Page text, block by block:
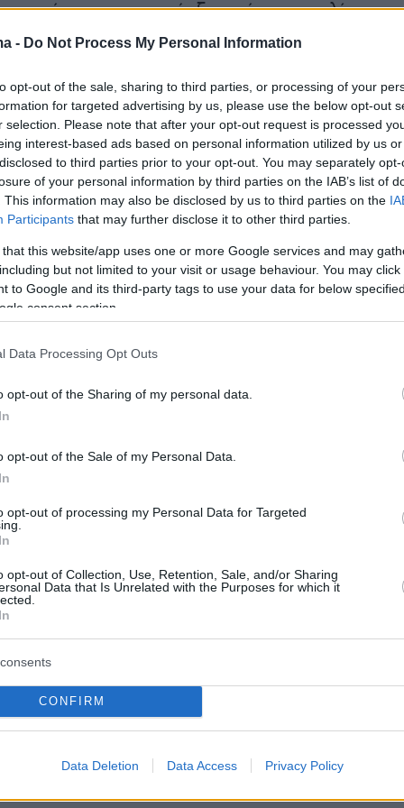
- Do Not Process My Personal Information
opt-out of the sale, sharing to third parties, or processing of your
for targeted advertising by us, please use the below opt-out
selection. Please note that after your opt-out request is processed
interest-based ads based on personal information utilized by us
to third parties prior to your opt-out. You may separately
of your personal information by third parties on the IAB’s list of
This information may also be disclosed by us to third parties on the
Participants that may further disclose it to other third parties.
that this website/app uses one or more Google services and may
but not limited to your visit or usage behaviour. You may
to Google and its third-party tags to use your data for below
consent section.
Data Processing Opt Outs
opt-out of the Sharing of my personal data.
opt-out of the Sale of my Personal Data.
opt-out of processing my Personal Data for Targeted
opt-out of Collection, Use, Retention, Sale, and/or Sharing
Data that Is Unrelated with the Purposes for which it
CONFIRM
Data Deletion Data Access Privacy Policy
που υπήρξε από τους πολίτες
και δείχνει τη μεγάλη αναγκαιότητα που
των συμπολιτών μας καθ’ υπαγόρευση της
οδηγίας πουλέει ΝΑΙ στη ΖΩΗ και
στο Τρίπτυχο:
Ψυχή Εύπορος, Φύση Ευπαίδευτος»
προσπάθειες του επιστημονικού
της Α’ Ψυχιατρικής Κλινικής ΕΚΠΑ, που
στο πλευρό κάθε πολίτη που
ότι σε συνεργασία με το Υπουργείου
ψυχοκοινωνικής στήριξης του
Νοσοκομείου γίνεται 5ψήφια, δηλαδή 10306
αριθμός (10306) προσφέρει
Υποστήριξη από έγκριτους Ψυχολόγους
αξιολόγηση &amp; Συμβουλευτική
Υποστήριξη για Θέματα Παιδιού
Υποστήριξη για την Επαγγελματική